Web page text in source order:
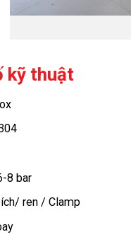
kỹ thuật
8 bar
ren / Clamp